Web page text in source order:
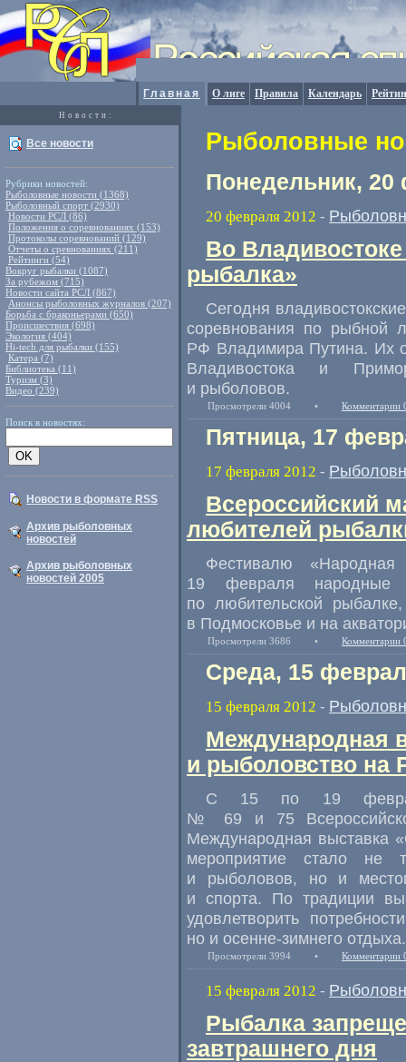
Главная О лиге Правила Календарь
Новости:
Все новости
Рубрики новостей:
Рыболовные новости (1368)
Рыболовный спорт (2930)
Новости РСЛ (86)
Положения о соревнованиях (153)
Протоколы соревнований (129)
Отчеты о сревнованиях (211)
Рейтинги (54)
Вокруг рыбалки (1087)
За рубежом (715)
Новости сайта РСЛ (867)
Анонсы рыболовных журналов (207)
Борьба с браконьерами (650)
Происшествия (698)
Экология (404)
Hi-tech для рыбалки (155)
Катера (7)
Библиотека (11)
Туризм (3)
Видео (239)
Поиск в новостях:
Новости в формате RSS
Архив рыболовных
новостей
Архив рыболовных
новостей 2005
Рыболовные
Понедельник, 20
20 февраля 2012 -
Во
рыбалка»
Сегодня
соревнования по рыбной
РФ Владимира Путина. Их
Владивостока и
и рыболовов.
Просмотрели 4004 • Комментарии
Пятница, 17
17 февраля 2012 -
Всероссийский
любителей
Фестивалю
19 февраля народные
по любительской
в Подмосковье и на
Просмотрели 3686 • Комментарии
Среда, 15
15 февраля 2012 -
Международная
и рыболовство на
С 15 по 19
№ 69 и 75
Международная выставка
мероприятие стало не
и рыболовов, но и
и спорта. По традиции
удовлетворить
но и осенне-зимнего отдыха.
Просмотрели 3994 • Комментарии
15 февраля 2012 -
Рыбалка
завтрашнего дня